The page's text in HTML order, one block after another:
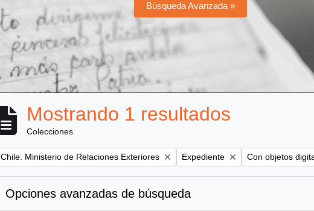
Búsqueda Avanzada »
Mostrando 1 resultados
Colecciones
Remove filter:
Chile. Ministerio de Relaciones Exteriores Remove filter:
Expediente Remove filter:
Con objetos
Opciones avanzadas de búsqueda